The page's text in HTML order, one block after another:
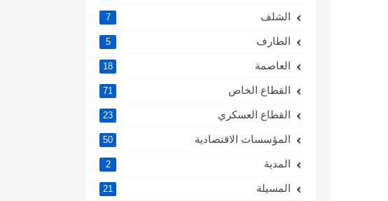
الشلف 7
الطارف 5
العاصمة 18
القطاع الخاص 71
القطاع العسكري 23
المؤسسات الاقتصادية 50
المدية 2
المسيلة 21